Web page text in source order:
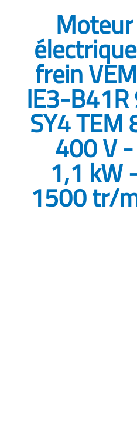
Moteur
frein
IE3-
SY4 TEM
400 V -
1,1 kW
1500 tr/